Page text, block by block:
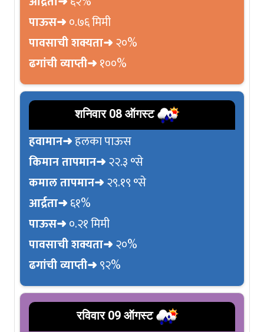
पाऊस➜०.७६ मिमी
पावसाची शक्यता➜२०%
ढगांची व्याप्ती➜१००%
शनिवार 08 ऑगस्ट
हवामान➜हलका पाऊस
किमान तापमान➜२२.३ °से
कमाल तापमान➜२९.१९ °से
आर्द्रता➜६१%
पाऊस➜०.२१ मिमी
पावसाची शक्यता➜२०%
ढगांची व्याप्ती➜९२%
रविवार 09 ऑगस्ट